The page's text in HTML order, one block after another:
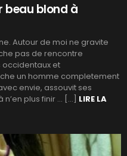
beau blond à
Autour de moi ne gravite
pas de rencontre
occidentaux et
un homme completement
envie, assouvit ses
plus finir … […] LIRE LA